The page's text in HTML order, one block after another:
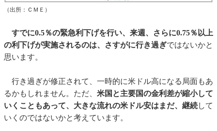
（出所：ＣＭＥ）
すでに0.5％の緊急利下げを行い、来週、さらに0.75％以上
の利下げが実施されるのは、さすがに行き過ぎではないかと
思います。
行き過ぎが修正されて、一時的に米ドル高になる局面もあ
るかもしれません。ただ、 米国と主要国の金利差が縮小して
いくこともあって、大きな流れの米ドル安はまだ、継続して
いくのではないかと考えています。